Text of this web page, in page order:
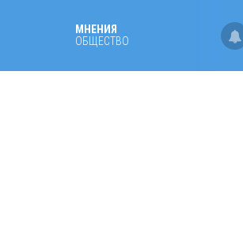
МНЕНИЯ
ОБЩЕСТВО